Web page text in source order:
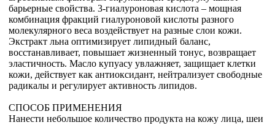
барьерные свойства. 3-гиалуроновая кислота – мощная
комбинация фракций гиалуроновой кислоты разного
молекулярного веса воздействует на разные слои кожи.
Экстракт льна оптимизирует липидный баланс,
восстанавливает, повышает жизненный тонус, возвращает
эластичность. Масло купуасу увлажняет, защищает клетки
кожи, действует как антиоксидант, нейтрализует свободные
радикалы и регулирует активность липидов.
СПОСОБ ПРИМЕНЕНИЯ
Нанести небольшое количество продукта на кожу лица, шеи